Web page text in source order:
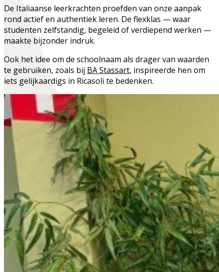
De Italiaanse leerkrachten proefden van onze aanpak
rond actief en authentiek leren. De flexklas — waar
studenten zelfstandig, begeleid of verdiepend werken —
maakte bijzonder indruk.
Ook het idee om de schoolnaam als drager van waarden
te gebruiken, zoals bij BA Stassart, inspireerde hen om
iets gelijkaardigs in Ricasoli te bedenken.